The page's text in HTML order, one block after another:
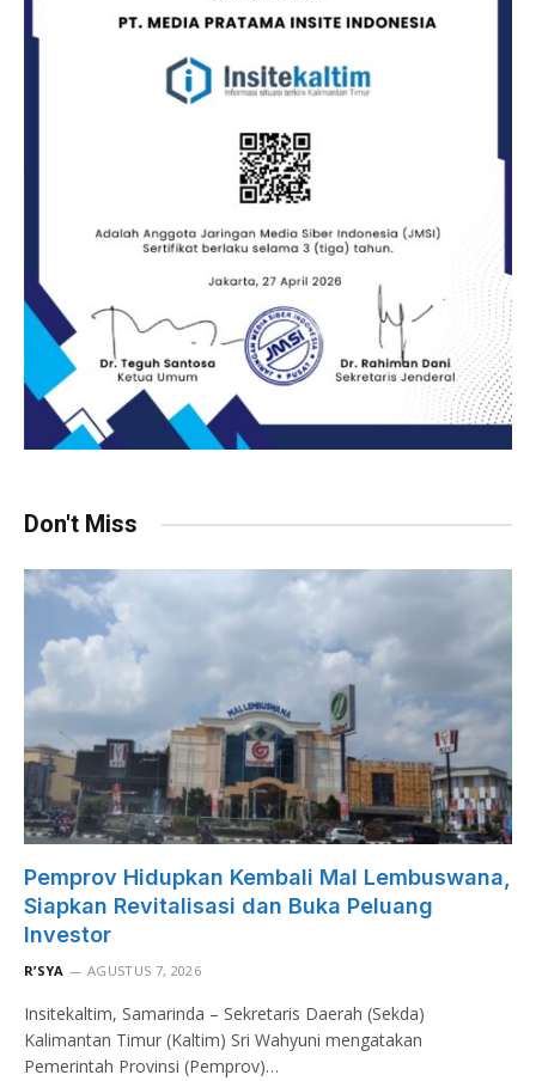
Don't Miss
Pemprov Hidupkan Kembali Mal Lembuswana,
Siapkan Revitalisasi dan Buka Peluang
Investor
R’SYA AGUSTUS 7, 2026
Insitekaltim, Samarinda – Sekretaris Daerah (Sekda)
Kalimantan Timur (Kaltim) Sri Wahyuni mengatakan
Pemerintah Provinsi (Pemprov)…